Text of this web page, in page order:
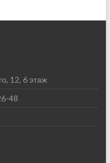
12, 6 этаж
48